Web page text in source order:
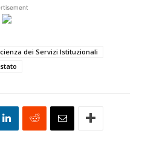
dei Servizi Istituzionali